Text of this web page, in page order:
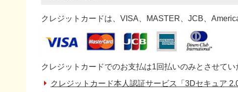
クレジットカードは、VISA、MASTER、JCB、
クレジットカードでのお支払は1回払いのみとさせてい
クレジットカード本人認証サービス「3Dセキュア